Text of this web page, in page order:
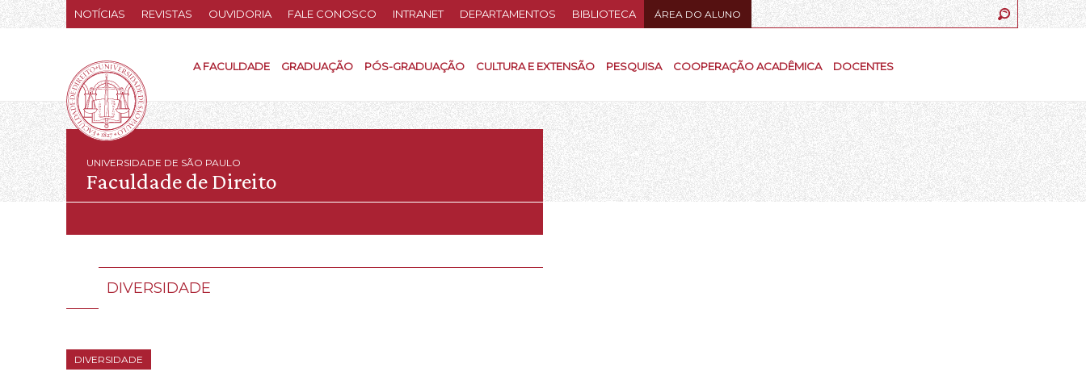
NOTÍCIAS REVISTAS OUVIDORIA FALE CONOSCO INTRANET DEPARTAMENTOS BIBLIOTECA ÁREA DO ALUNO
A FACULDADE GRADUAÇÃO PÓS-GRADUAÇÃO CULTURA E EXTENSÃO PESQUISA COOPERAÇÃO ACADÊMICA DOCENTES
UNIVERSIDADE DE SÃO PAULO
Faculdade de Direito
DIVERSIDADE
DIVERSIDADE